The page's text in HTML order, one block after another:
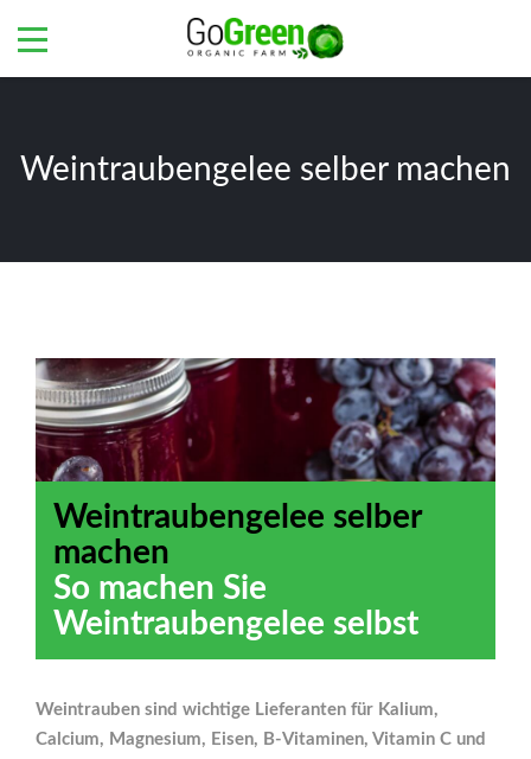
Weintraubengelee selber machen
Weintraubengelee selber
machen
So machen Sie
Weintraubengelee selbst
Weintrauben sind wichtige Lieferanten für Kalium,
Calcium, Magnesium, Eisen, B-Vitaminen, Vitamin C und